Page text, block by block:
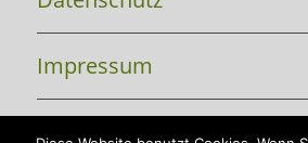
Impressum
Kontakt